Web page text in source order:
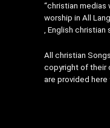
“christian medias
worship in All
, English christian
All christian
copyright of their
are provided